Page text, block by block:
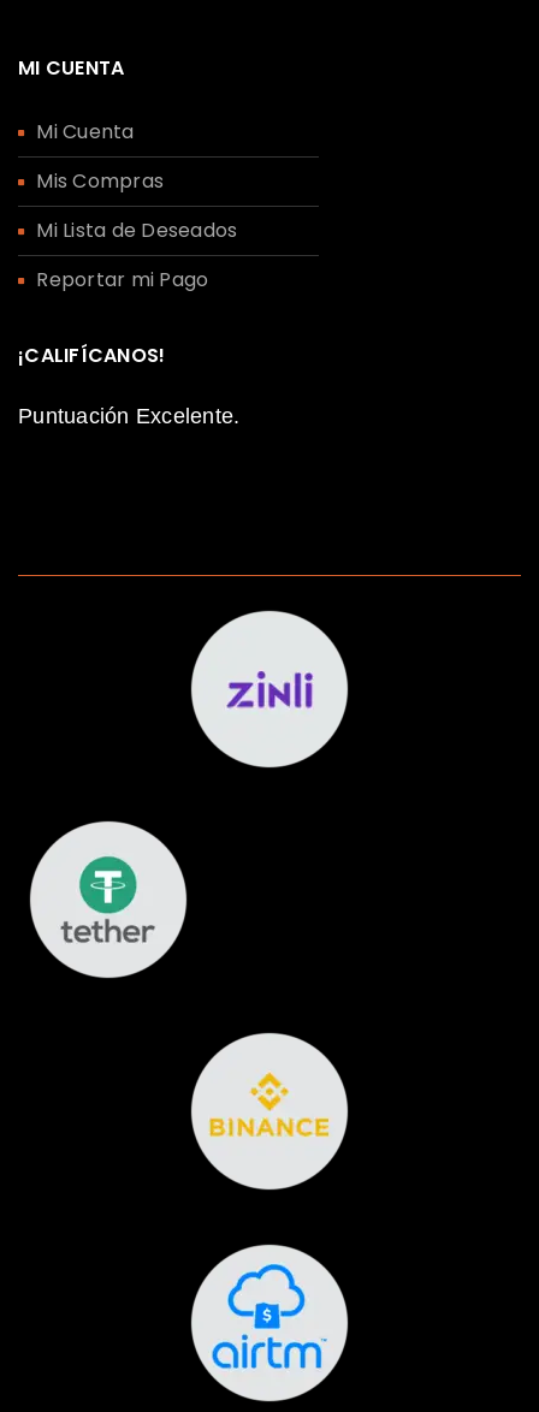
MI CUENTA
Mi Cuenta
Mis Compras
Mi Lista de Deseados
Reportar mi Pago
¡CALIFÍCANOS!
Puntuación Excelente.